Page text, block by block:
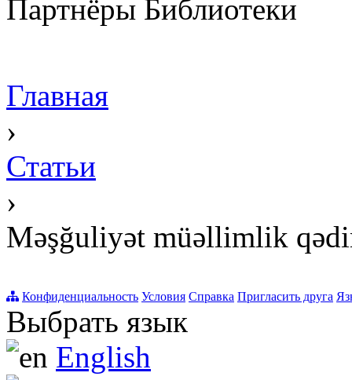
Партнёры Библиотеки
Главная
›
Статьи
›
Məşğuliyət müəllimlik
Конфиденциальность Условия Справка Пригласить друга
Выбрать язык
English